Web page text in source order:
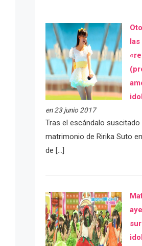
idol
en 23 junio 2017
Tras el escándalo suscitado
matrimonio de Ririka Suto
de […]